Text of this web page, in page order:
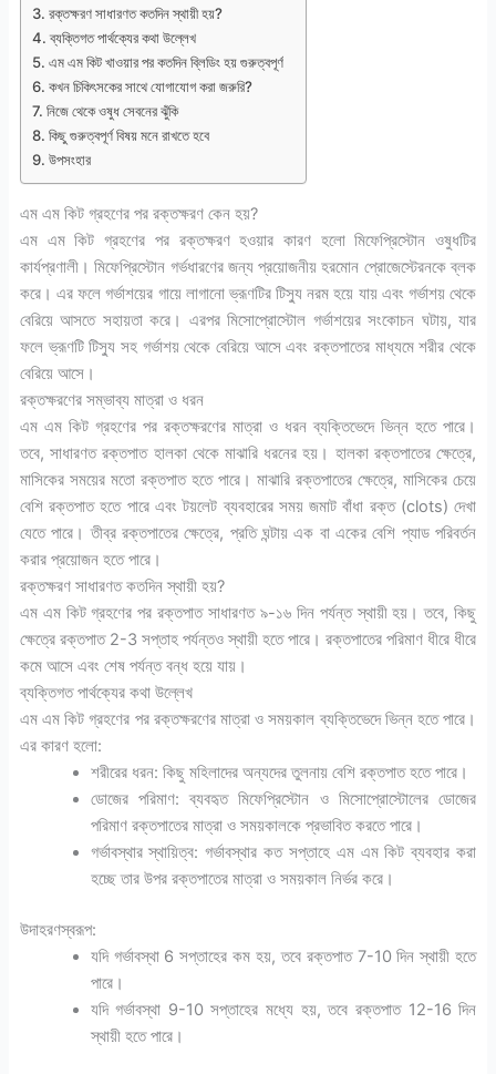
রক্তক্ষরণ সাধারণত কতদিন স্থায়ী হয়?
ব্যক্তিগত পার্থক্যের কথা উল্লেখ
এম এম কিট খাওয়ার পর কতদিন ব্লিডিং হয় গুরুত্বপূর্ণ
কখন চিকিৎসকের সাথে যোগাযোগ করা জরুরি?
নিজে থেকে ওষুধ সেবনের ঝুঁকি
কিছু গুরুত্বপূর্ণ বিষয় মনে রাখতে হবে
উপসংহার
এম এম কিট গ্রহণের পর রক্তক্ষরণ কেন হয়?
এম এম কিট গ্রহণের পর রক্তক্ষরণ হওয়ার কারণ হলো মিফেপ্রিস্টোন ওষুধটির
কার্যপ্রণালী। মিফেপ্রিস্টোন গর্ভধারণের জন্য প্রয়োজনীয় হরমোন প্রোজেস্টেরনকে ব্লক
করে। এর ফলে গর্ভাশয়ের গায়ে লাগানো ভ্রূণটির টিস্যু নরম হয়ে যায় এবং গর্ভাশয় থেকে
বেরিয়ে আসতে সহায়তা করে। এরপর মিসোপ্রোস্টোল গর্ভাশয়ের সংকোচন ঘটায়, যার
ফলে ভ্রূণটি টিস্যু সহ গর্ভাশয় থেকে বেরিয়ে আসে এবং রক্তপাতের মাধ্যমে শরীর থেকে
বেরিয়ে আসে।
রক্তক্ষরণের সম্ভাব্য মাত্রা ও ধরন
এম এম কিট গ্রহণের পর রক্তক্ষরণের মাত্রা ও ধরন ব্যক্তিভেদে ভিন্ন হতে পারে।
তবে, সাধারণত রক্তপাত হালকা থেকে মাঝারি ধরনের হয়। হালকা রক্তপাতের ক্ষেত্রে,
মাসিকের সময়ের মতো রক্তপাত হতে পারে। মাঝারি রক্তপাতের ক্ষেত্রে, মাসিকের চেয়ে
বেশি রক্তপাত হতে পারে এবং টয়লেট ব্যবহারের সময় জমাট বাঁধা রক্ত ​​(clots) দেখা
যেতে পারে। তীব্র রক্তপাতের ক্ষেত্রে, প্রতি ঘন্টায় এক বা একের বেশি প্যাড পরিবর্তন
করার প্রয়োজন হতে পারে।
রক্তক্ষরণ সাধারণত কতদিন স্থায়ী হয়?
এম এম কিট গ্রহণের পর রক্তপাত সাধারণত ৯-১৬ দিন পর্যন্ত স্থায়ী হয়। তবে, কিছু
ক্ষেত্রে রক্তপাত 2-3 সপ্তাহ পর্যন্তও স্থায়ী হতে পারে। রক্তপাতের পরিমাণ ধীরে ধীরে
কমে আসে এবং শেষ পর্যন্ত বন্ধ হয়ে যায়।
ব্যক্তিগত পার্থক্যের কথা উল্লেখ
এম এম কিট গ্রহণের পর রক্তক্ষরণের মাত্রা ও সময়কাল ব্যক্তিভেদে ভিন্ন হতে পারে।
এর কারণ হলো:
শরীরের ধরন: কিছু মহিলাদের অন্যদের তুলনায় বেশি রক্তপাত হতে পারে।
ডোজের পরিমাণ: ব্যবহৃত মিফেপ্রিস্টোন ও মিসোপ্রোস্টোলের ডোজের
পরিমাণ রক্তপাতের মাত্রা ও সময়কালকে প্রভাবিত করতে পারে।
গর্ভাবস্থার স্থায়িত্ব: গর্ভাবস্থার কত সপ্তাহে এম এম কিট ব্যবহার করা
হচ্ছে তার উপর রক্তপাতের মাত্রা ও সময়কাল নির্ভর করে।
উদাহরণস্বরূপ:
যদি গর্ভাবস্থা 6 সপ্তাহের কম হয়, তবে রক্তপাত 7-10 দিন স্থায়ী হতে
পারে।
যদি গর্ভাবস্থা 9-10 সপ্তাহের মধ্যে হয়, তবে রক্তপাত 12-16 দিন
স্থায়ী হতে পারে।